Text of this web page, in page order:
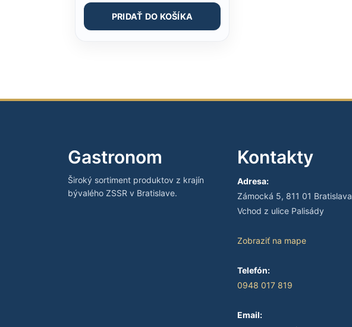
PRIDAŤ DO KOŠÍKA
Gastronom
Široký sortiment produktov z krajín
bývalého ZSSR v Bratislave.
Kontakty
Adresa:
Zámocká 5, 811 01 Bratislava
Vchod z ulice Palisády
Zobraziť na mape
Telefón:
0948 017 819
Email: